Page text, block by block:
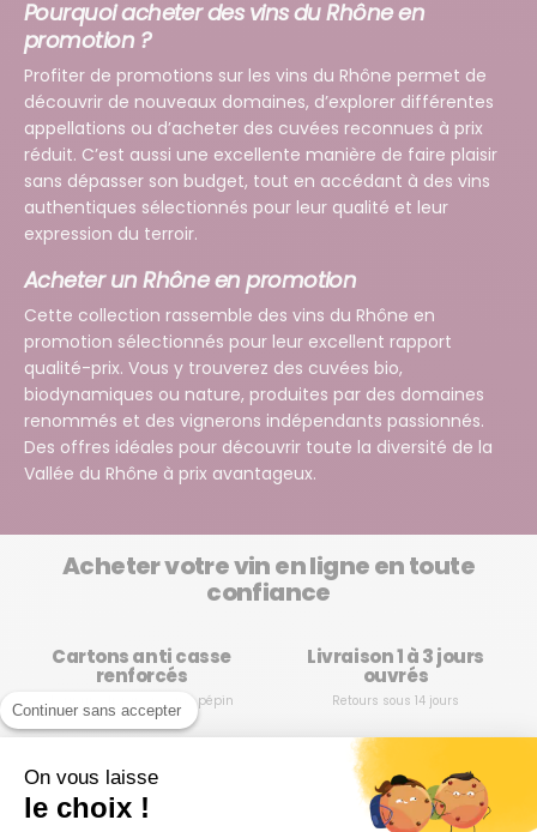
Continuer sans accepter
On vous laisse
le choix !
Pourquoi acheter des vins du Rhône en
promotion ?
Profiter de promotions sur les vins du Rhône permet de
découvrir de nouveaux domaines, d’explorer différentes
appellations ou d’acheter des cuvées reconnues à prix
réduit. C’est aussi une excellente manière de faire plaisir
sans dépasser son budget, tout en accédant à des vins
authentiques sélectionnés pour leur qualité et leur
expression du terroir.
Acheter un Rhône en promotion
Cette collection rassemble des vins du Rhône en
promotion sélectionnés pour leur excellent rapport
qualité-prix. Vous y trouverez des cuvées bio,
biodynamiques ou nature, produites par des domaines
renommés et des vignerons indépendants passionnés.
Des offres idéales pour découvrir toute la diversité de la
Vallée du Rhône à prix avantageux.
Acheter votre vin en ligne en toute
confiance
Cartons anti casse
renforcés
Pour une livraison sans pépin
Livraison 1 à 3 jours
ouvrés
Retours sous 14 jours
NEWSLETTER LES GRAPPES